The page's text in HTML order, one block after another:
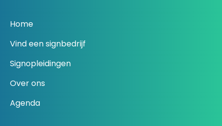
Home
Vind een signbedrijf
Signopleidingen
Over ons
Agenda